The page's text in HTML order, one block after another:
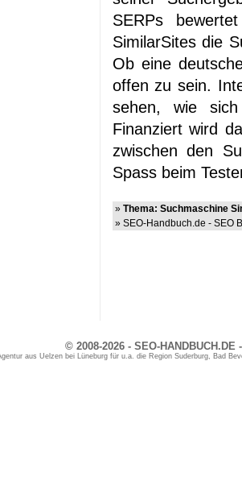
SERPs
SimilarSites die
Ob eine
offen zu sein.
sehen, wie
Finanziert wird
zwischen den
Spass beim
» Thema: Suchmaschine
» SEO-Handbuch.de - SEO
© 2008-2026 - SEO-
aus Uelzen bei Lüneburg für u.a. die Region Suderburg, Bad